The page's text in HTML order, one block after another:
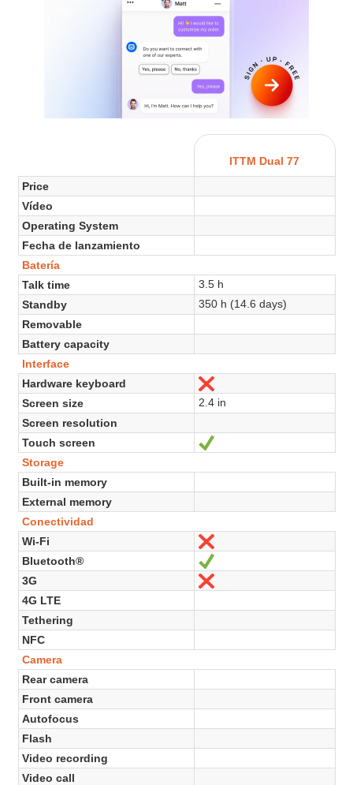
ITTM Dual 77
Price
Vídeo
Operating System
Fecha de lanzamiento
Batería
Talk time
3.5 h
Standby
350 h (14.6 days)
Removable
Battery capacity
Interface
Hardware keyboard
No
Screen size
2.4 in
Screen resolution
Touch screen
Sí
Storage
Built-in memory
External memory
Conectividad
Wi-Fi
No
Bluetooth®
Sí
3G
No
4G LTE
Tethering
NFC
Camera
Rear camera
Front camera
Autofocus
Flash
Video recording
Video call